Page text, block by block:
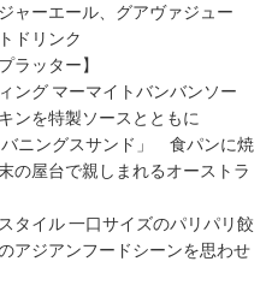
ール、グアヴァジュー
ドリンク
ター】
マーマイトバンバンソー
ンを特製ソースとともに
グスサンド」 食パンに焼
の屋台で親しまれるオーストラ
一口サイズのパリパリ餃
ジアンフードシーンを思わせ